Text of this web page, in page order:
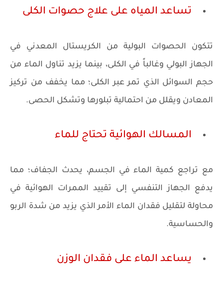
تساعد المياه على علاج حصوات الكلى
تتكون الحصوات البولية من الكريستال المعدني في
الجهاز البولي وغالباً في الكلى، بينما يزيد تناول الماء من
حجم السوائل الذي تمر عبر الكلى؛ مما يخفف من تركيز
المعادن ويقلل من احتمالية تبلورها وتشكل الحصى.
المسالك الهوائية تحتاج للماء
مع تراجع كمية الماء في الجسم، يحدث الجفاف؛ مما
يدفع الجهاز التنفسي إلى تقييد الممرات الهوائية في
محاولة لتقليل فقدان الماء الأمر الذي يزيد من شدة الربو
والحساسية.
يساعد الماء على فقدان الوزن